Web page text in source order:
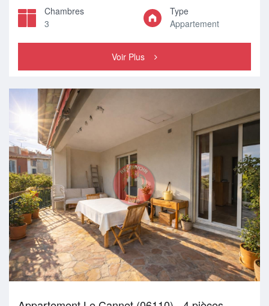
Chambres
3
Type
Appartement
Voir Plus